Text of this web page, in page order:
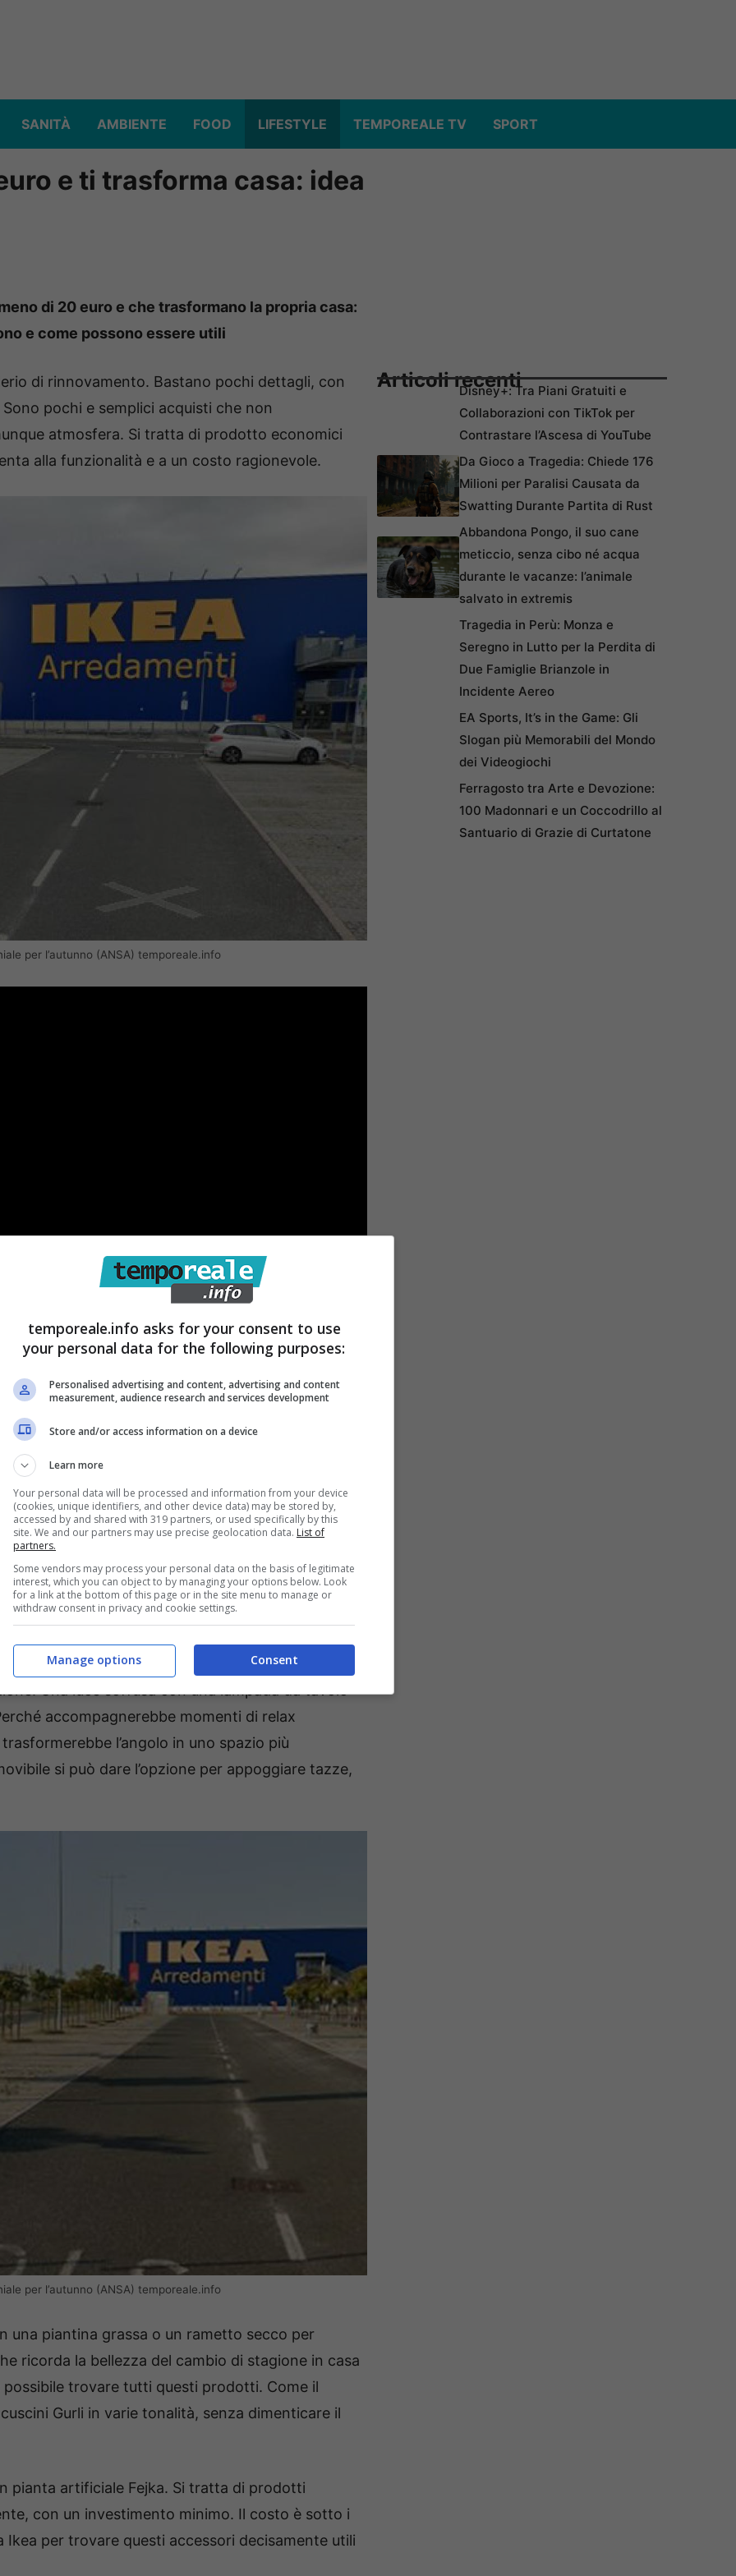
SANITÀ AMBIENTE FOOD LIFESTYLE TEMPOREALE TV SPORT
e ti trasforma casa: idea
di 20 euro e che trasformano la propria casa:
e come possono essere utili
di rinnovamento. Bastano pochi dettagli, con
pochi e semplici acquisti che non
atmosfera. Si tratta di prodotto economici
alla funzionalità e a un costo ragionevole.
per l’autunno (ANSA) temporeale.info
tenta di vivere la casa con più intensità. Il divano
sono più corte. Da Ikea questa esigenza e
Anche un soggiorno più anonimo può
di comfort. Come per esempio una coperta
divano, che diventa così subito accogliente.
pomeriggio. Anche il cuscino decorativo può
tipi con texture morbide e colori autunnali.
per affrontare l’autunno
Una luce soffusa con una lampada da tavolo
accompagnerebbe momenti di relax
l’angolo in uno spazio più
si può dare l’opzione per appoggiare tazze,
per l’autunno (ANSA) temporeale.info
una piantina grassa o un rametto secco per
ricorda la bellezza del cambio di stagione in casa
trovare tutti questi prodotti. Come il
Gurli in varie tonalità, senza dimenticare il
pianta artificiale Fejka. Si tratta di prodotti
con un investimento minimo. Il costo è sotto i
per trovare questi accessori decisamente utili
Articoli recentiDisney+: Tra Piani Gratuiti e
Collaborazioni con TikTok per
Contrastare l’Ascesa di YouTube
Da Gioco a Tragedia: Chiede 176
Milioni per Paralisi Causata da
Swatting Durante Partita di Rust
Abbandona Pongo, il suo cane
meticcio, senza cibo né acqua
durante le vacanze: l’animale
salvato in extremis
Tragedia in Perù: Monza e
Seregno in Lutto per la Perdita di
Due Famiglie Brianzole in
Incidente Aereo
EA Sports, It’s in the Game: Gli
Slogan più Memorabili del Mondo
dei Videogiochi
Ferragosto tra Arte e Devozione:
100 Madonnari e un Coccodrillo al
Santuario di Grazie di Curtatone
temporeale.info asks for your consent to use
your personal data for the following purposes:
Personalised advertising and content, advertising and content
measurement, audience research and services development
Store and/or access information on a device
Learn more
Your personal data will be processed and information from your device
(cookies, unique identifiers, and other device data) may be stored by,
accessed by and shared with 319 partners, or used specifically by this
site. We and our partners may use precise geolocation data. List of
partners.
Some vendors may process your personal data on the basis of legitimate
interest, which you can object to by managing your options below. Look
for a link at the bottom of this page or in the site menu to manage or
withdraw consent in privacy and cookie settings.
Consent
Manage options